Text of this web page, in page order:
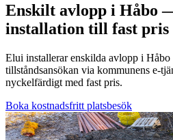
Enskilt avlopp i Håbo
installation till fast pris
Elui installerar enskilda avlopp i
tillståndsansökan via kommunens e-
nyckelfärdigt med fast pris.
Boka kostnadsfritt platsbesök